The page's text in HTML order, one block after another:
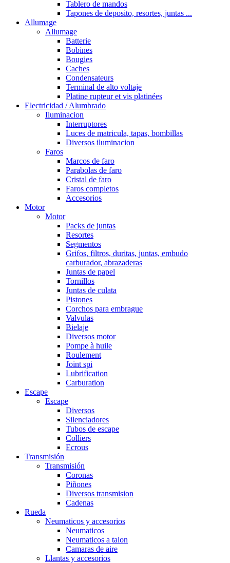
Tablero de mandos
Tapones de deposito, resortes, juntas ...
Allumage
Allumage
Batterie
Bobines
Bougies
Caches
Condensateurs
Terminal de alto voltaje
Platine rupteur et vis platinées
Electricidad / Alumbrado
Iluminacion
Interruptores
Luces de matricula, tapas, bombillas
Diversos iluminacion
Faros
Marcos de faro
Parabolas de faro
Cristal de faro
Faros completos
Accesorios
Motor
Motor
Packs de juntas
Resortes
Segmentos
Grifos, filtros, duritas, juntas, embudo
carburador, abrazaderas
Juntas de papel
Tornillos
Juntas de culata
Pistones
Corchos para embrague
Valvulas
Bielaje
Diversos motor
Pompe à huile
Roulement
Joint spi
Lubrification
Carburation
Escape
Escape
Diversos
Silenciadores
Tubos de escape
Colliers
Ecrous
Transmisión
Transmisión
Coronas
Piñones
Diversos transmision
Cadenas
Rueda
Neumaticos y accesorios
Neumaticos
Neumaticos a talon
Camaras de aire
Llantas y accesorios